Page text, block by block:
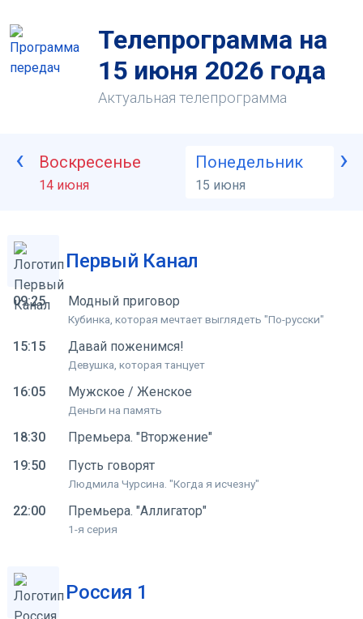
Телепрограмма на
15 июня 2026 года
Актуальная телепрограмма
Воскресенье
14 июня
Понедельник
15 июня
‹ ›
Первый Канал
09:25 Модный приговор
Кубинка, которая мечтает выглядеть "По-русски"
15:15 Давай поженимся!
Девушка, которая танцует
16:05 Мужское / Женское
Деньги на память
18:30
Премьера. "Вторжение"
19:50
Пусть говорят
Людмила Чурсина. "Когда я исчезну"
22:00 Премьера. "Аллигатор"
1-я серия
Россия 1